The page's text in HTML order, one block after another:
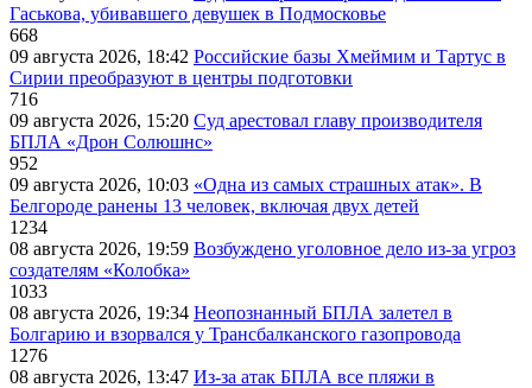
Гаськова, убивавшего девушек в Подмосковье
668
09 августа 2026, 18:42 Российские базы Хмеймим и Тартус в
Сирии преобразуют в центры подготовки
716
09 августа 2026, 15:20 Суд арестовал главу производителя
БПЛА «Дрон Солюшнс»
952
09 августа 2026, 10:03 «Одна из самых страшных атак». В
Белгороде ранены 13 человек, включая двух детей
1234
08 августа 2026, 19:59 Возбуждено уголовное дело из-за угроз
создателям «Колобка»
1033
08 августа 2026, 19:34 Неопознанный БПЛА залетел в
Болгарию и взорвался у Трансбалканского газопровода
1276
08 августа 2026, 13:47 Из-за атак БПЛА все пляжи в